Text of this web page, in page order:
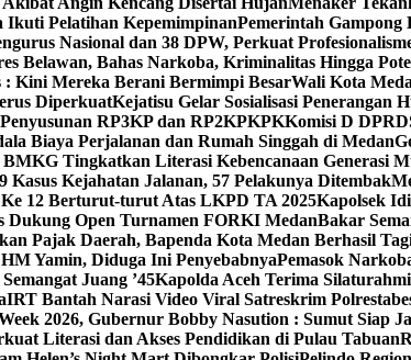
Ikuti Pelatihan KepemimpinanPemerintah Gampong
Nasional dan 38 DPW, Perkuat
Belawan, Bahas Narkoba, Kriminalitas Hingga
: Kini Mereka Berani Bermimpi BesarWali Kota
DiperkuatKejatisu Gelar Sosialisasi
RP3KP dan RP2KPKPKKomisi D
Biaya Perjalanan dan Rumah Singgah di Medan
Tingkatkan Literasi Kebencanaan Generasi
Kasus Kejahatan Jalanan, 57 Pelakunya Ditembak
12 Berturut-turut Atas LKPD TA 2025Kapolsek
Dukung Open Turnamen FORKI MedanBakar
Pajak Daerah, Bapenda Kota Medan Berhasil
Yamin, Diduga Ini PenyebabnyaPemasok
Juang ’45Kapolda Aceh Terima
IRT Bantah Narasi Video Viral Satreskrim
2026, Gubernur Bobby Nasution : Sumut Siap
Literasi dan Akses Pendidikan di Pulau Tabuan